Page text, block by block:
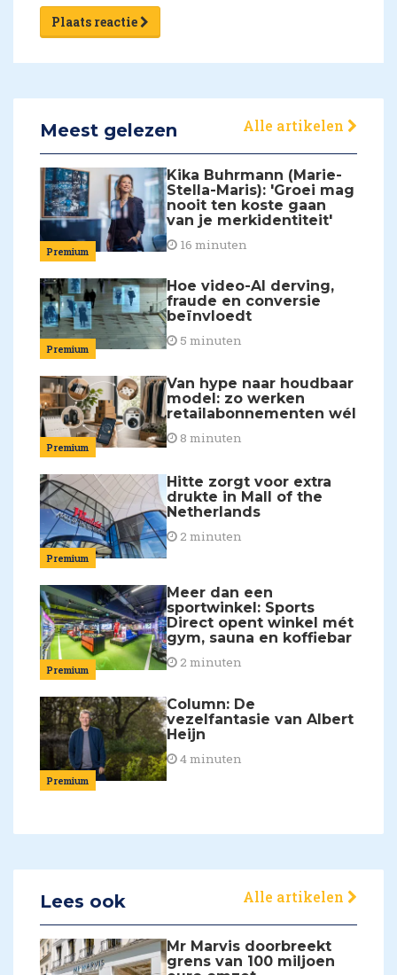
Plaats reactie
Meest gelezen Alle artikelen
Premium
Kika Buhrmann (Marie-
Stella-Maris): 'Groei mag
nooit ten koste gaan
van je merkidentiteit'
16 minuten
Premium
Hoe video-AI derving,
fraude en conversie
beïnvloedt
5 minuten
Premium
Van hype naar houdbaar
model: zo werken
retailabonnementen wél
8 minuten
Premium
Hitte zorgt voor extra
drukte in Mall of the
Netherlands
2 minuten
Premium
Meer dan een
sportwinkel: Sports
Direct opent winkel mét
gym, sauna en koffiebar
2 minuten
Premium
Column: De
vezelfantasie van Albert
Heijn
4 minuten
Lees ook Alle artikelen
Mr Marvis doorbreekt
grens van 100 miljoen